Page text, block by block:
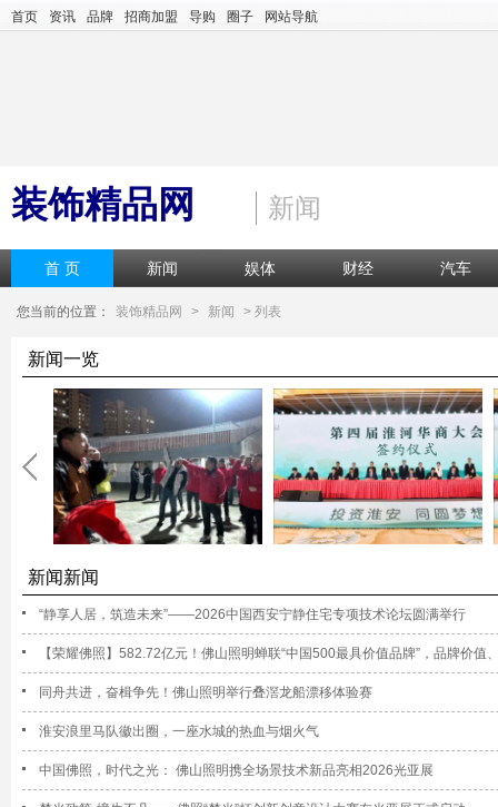
首页 资讯 品牌 招商加盟 导购 圈子 网站导航
装饰精品网 新闻
首 页 新闻 娱体 财经 汽车
您当前的位置： 装饰精品网 > 新闻 > 列表
新闻一览
新闻新闻
“静享人居，筑造未来”——2026中国西安宁静住宅专项技术论坛圆满举行
【荣耀佛照】582.72亿元！佛山照明蝉联“中国500最具价值品牌”，品牌价值
同舟共进，奋楫争先！佛山照明举行叠滘龙船漂移体验赛
淮安浪里马队徽出圈，一座水城的热血与烟火气
中国佛照，时代之光： 佛山照明携全场景技术新品亮相2026光亚展